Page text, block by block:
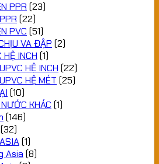
PPR (23)
(22)
PVC (51)
VA ĐẬP (2)
HỆ INCH (1)
HỆ INCH (22)
HỆ MÉT (25)
(10)
KHÁC (1)
(146)
(32)
(1)
Asia (8)